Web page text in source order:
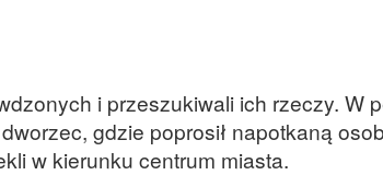
i przeszukiwali ich rzeczy. W
gdzie poprosił napotkaną
w kierunku centrum miasta.